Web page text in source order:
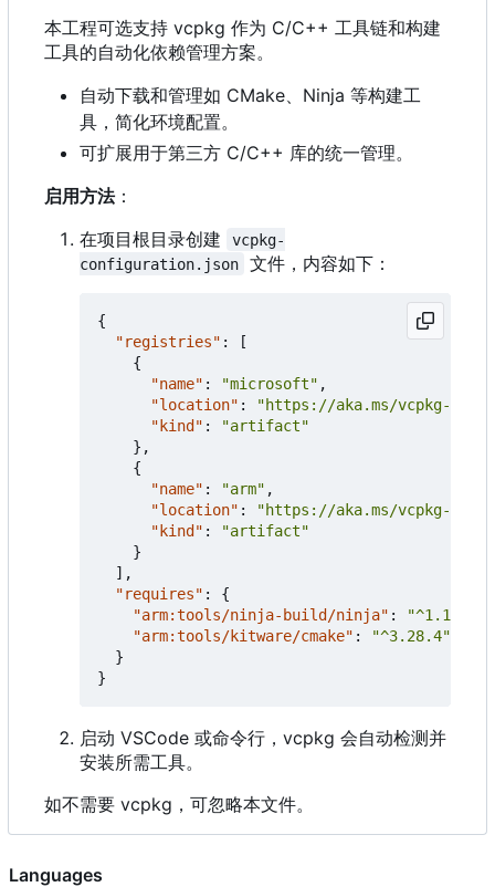
本工程可选支持 vcpkg 作为 C/C++ 工具链和构建
工具的自动化依赖管理方案。
自动下载和管理如 CMake、Ninja 等构建工
具，简化环境配置。
可扩展用于第三方 C/C++ 库的统一管理。
启用方法：
在项目根目录创建
vcpkg-
configuration.json
文件，内容如下：
{
"registries" :
[
{
"name" : "microsoft" ,
"location" :
"https://aka.ms/vcpkg-ce-
"kind" :
"artifact"
},
{
"name" : "arm" ,
"location" :
"https://aka.ms/vcpkg-
"kind" :
"artifact"
}
],
"requires" :
{
"arm:tools/ninja-build/ninja" : "^1.12.0"
"arm:tools/kitware/cmake" :
"^3.28.4"
}
}
启动 VSCode 或命令行，vcpkg 会自动检测并
安装所需工具。
如不需要 vcpkg，可忽略本文件。
Languages